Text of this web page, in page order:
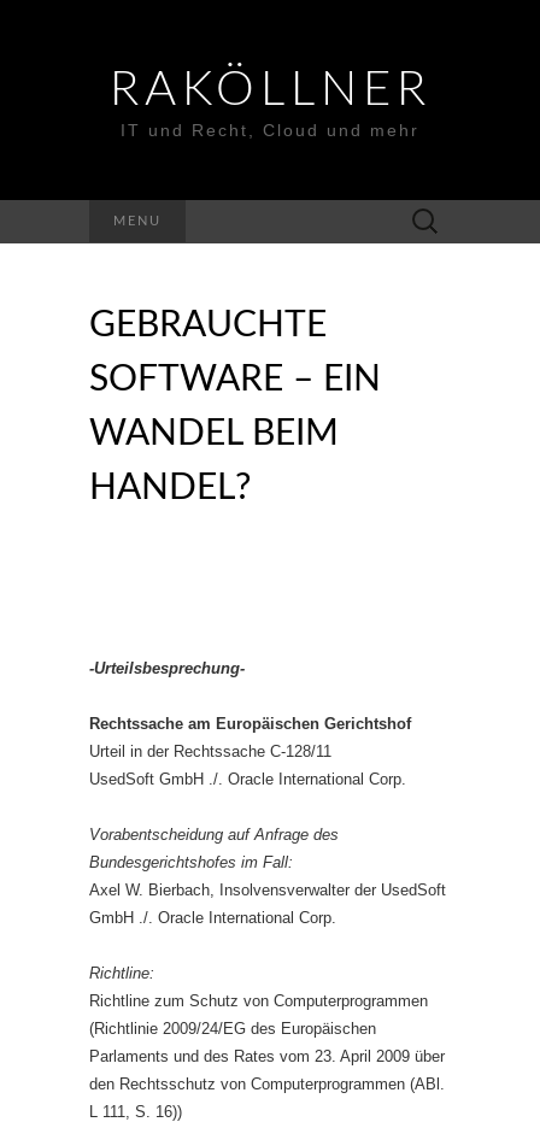
RAKÖLLNER
IT und Recht, Cloud und mehr
MENU
Suchen
nach:
GEBRAUCHTE
SOFTWARE – EIN
WANDEL BEIM
HANDEL?
-Urteilsbesprechung-
Rechtssache am Europäischen Gerichtshof
Urteil in der Rechtssache C-128/11
UsedSoft GmbH ./. Oracle International Corp.
Vorabentscheidung auf Anfrage des
Bundesgerichtshofes im Fall:
Axel W. Bierbach, Insolvensverwalter der UsedSoft
GmbH ./. Oracle International Corp.
Richtline:
Richtline zum Schutz von Computerprogrammen
(Richtlinie 2009/24/EG des Europäischen
Parlaments und des Rates vom 23. April 2009 über
den Rechtsschutz von Computerprogrammen (ABl.
L 111, S. 16))